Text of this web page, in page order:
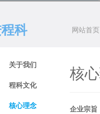
科 网站首页
关于我们
程科文化
核心理念
核
企业宗旨